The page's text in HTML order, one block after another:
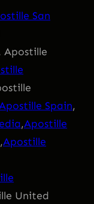
San
Apostille
Spain,
,Apostille
Apostille
United